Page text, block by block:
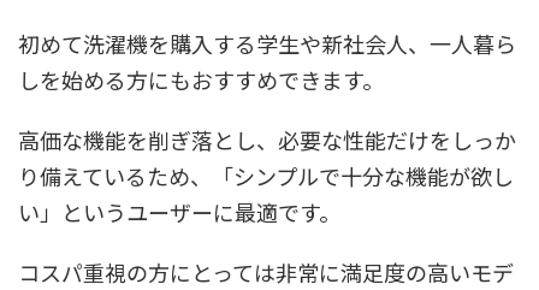
初めて洗濯機を購入する学生や新社会人、一人暮ら
しを始める方にもおすすめできます。
高価な機能を削ぎ落とし、必要な性能だけをしっか
り備えているため、「シンプルで十分な機能が欲し
い」というユーザーに最適です。
コスパ重視の方にとっては非常に満足度の高いモデ